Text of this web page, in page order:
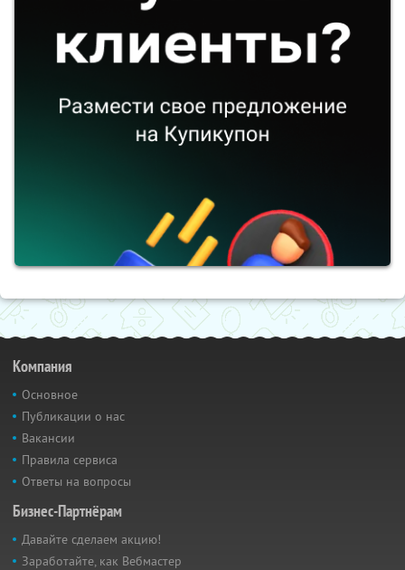
Компания
Основное
Публикации о нас
Вакансии
Правила сервиса
Ответы на вопросы
Бизнес-Партнёрам
Давайте сделаем акцию!
Заработайте, как Вебмастер